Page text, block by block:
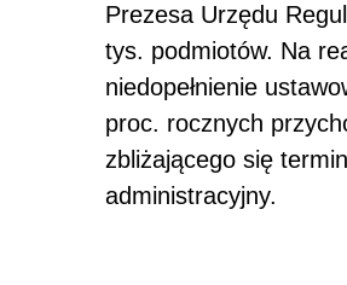
Prezesa Urzędu
tys. podmiotów. Na
niedopełnienie
proc. rocznych
zbliżającego się
administracyjny.